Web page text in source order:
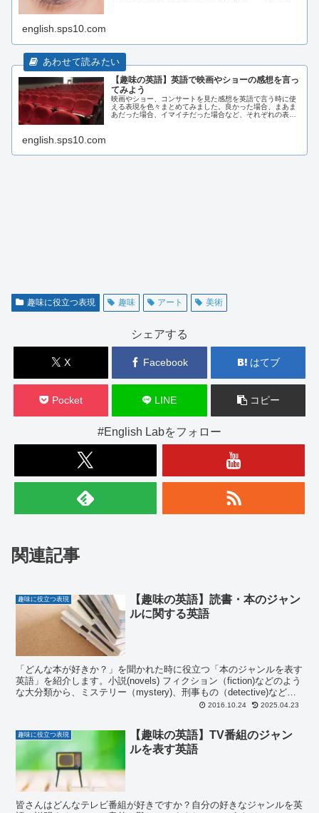
english.sps10.com
【趣味の英語】英語で映画やショーの感想を言っ
てみよう
映画やショー、コンサートを見た感想を英語で言う時に使
える表現を色々まとめてみました。良かった場合、まあま
あだった場合、イマイチだった場合など、それぞれの表現
english.sps10.com
趣味に役立つ表現 趣味 アート 美術
シェアする
X Facebook はてブ
Pocket LINE コピー
#English Labをフォロー
関連記事
趣味に役立つ表現
【趣味の英語】読書・本のジャン
ルに関する英語
「どんな本が好きか？」を聞かれた時に役立つ「本のジャンルを表す
英語」を紹介します。小説(novels) フィクション（fiction)などのよう
な大分類から、ミステリー（mystery)、刑事もの（detective)などの
2016.10.24 2025.04.23
趣味に役立つ表現
【趣味の英語】TV番組のジャン
ルを表す英語
皆さんはどんなテレビ番組が好きですか？自分の好きなジャンルを英